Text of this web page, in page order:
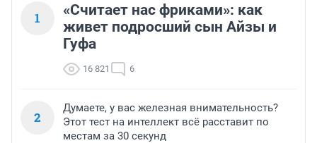
1
«Считает нас фриками»: как
живет подросший сын Айзы и
Гуфа
16 821 6
2
Думаете, у вас железная внимательность?
Этот тест на интеллект всё расставит по
местам за 30 секунд